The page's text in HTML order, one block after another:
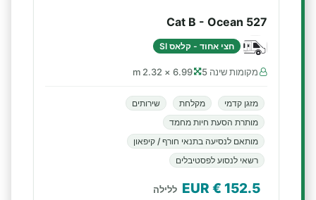
Cat B - Ocean 527
חצי אחוד - קלאס SI
מקומות שינה 5 6.99 × 2.32 m
מזגן קדמי מקלחת
שירותים
מותרת הסעת חיות מחמד
מותאם לנסיעה בתנאי חורף / קיפאון
רשאי לנסוע לפסטיבלים
152.5
€ EUR ללילה